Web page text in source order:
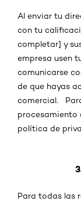
Al enviar tu
con tu
completar] y
empresa usen
comunicarse
de que hayas
comercial.
procesamiento
política de
Para todas las